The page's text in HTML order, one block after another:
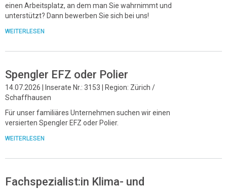
einen Arbeitsplatz, an dem man Sie wahrnimmt und
unterstützt? Dann bewerben Sie sich bei uns!
WEITERLESEN
Spengler EFZ oder Polier
14.07.2026 | Inserate Nr.: 3153 | Region: Zürich /
Schaffhausen
Für unser familiäres Unternehmen suchen wir einen
versierten Spengler EFZ oder Polier.
WEITERLESEN
Fachspezialist:in Klima- und